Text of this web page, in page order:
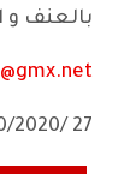
بالعنف و
27 /10/2020